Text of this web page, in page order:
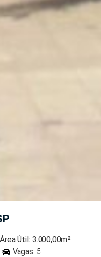
Área Útil: 3.000,00m²
Vagas: 5